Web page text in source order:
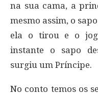
na sua cama, a
mesmo assim, o
ela o tirou e o
instante o sapo
surgiu um Príncipe.
No conto temos os